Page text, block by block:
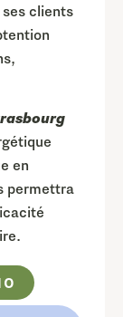
clients
en
permettra